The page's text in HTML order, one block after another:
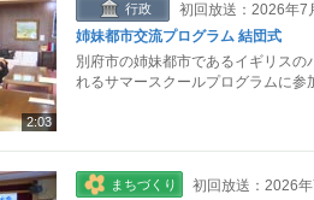
2:03
行政
初回放送：2026年7
姉妹都市交流プログラム 結団式
別府市の姉妹都市であるイギリス
れるサマースクールプログラムに
まちづくり
初回放送：2026